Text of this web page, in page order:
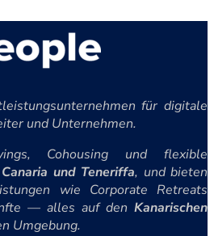
für digitale
und Unternehmen.
Cohousing und flexible
und Teneriffa, und bieten
wie Corporate Retreats
— alles auf den Kanarischen
Umgebung.